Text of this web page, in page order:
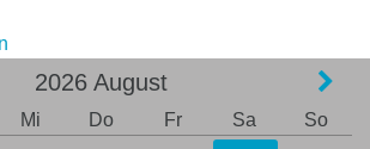
2026 August
Mi Do Fr Sa So